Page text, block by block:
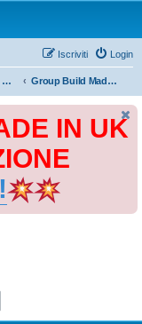
Login
Iscriviti
Raccolta Group Build Group Build Made in Italy 2018
IN UK